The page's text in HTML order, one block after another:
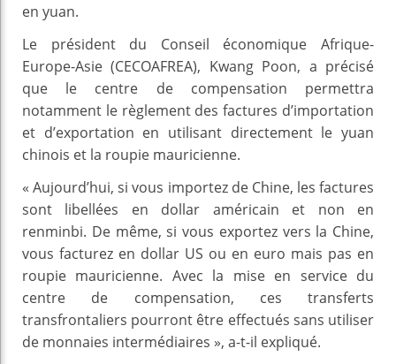
en yuan.
Le président du Conseil économique Afrique-
Europe-Asie (CECOAFREA), Kwang Poon, a précisé
que le centre de compensation permettra
notamment le règlement des factures d’importation
et d’exportation en utilisant directement le yuan
chinois et la roupie mauricienne.
« Aujourd’hui, si vous importez de Chine, les factures
sont libellées en dollar américain et non en
renminbi. De même, si vous exportez vers la Chine,
vous facturez en dollar US ou en euro mais pas en
roupie mauricienne. Avec la mise en service du
centre de compensation, ces transferts
transfrontaliers pourront être effectués sans utiliser
de monnaies intermédiaires », a-t-il expliqué.